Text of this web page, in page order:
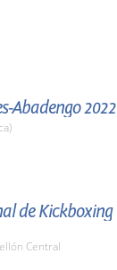
Abadengo 2022
de Kickboxing
Central